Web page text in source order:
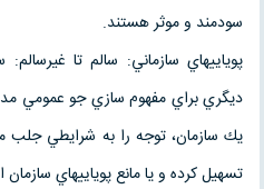
سودمند و موثر هستند.
پوياييهاي سازماني: سالم تا
ديگري براي مفهوم سازي جو عمومي
يك سازمان، توجه را به شرايطي جلب
تسهيل كرده و يا مانع پوياييهاي